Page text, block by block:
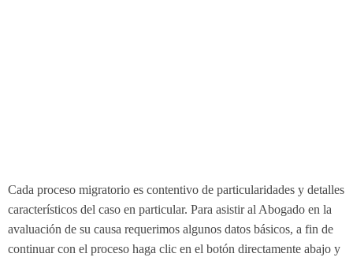
Cada proceso migratorio es contentivo de particularidades y detalles
característicos del caso en particular. Para asistir al Abogado en la
avaluación de su causa requerimos algunos datos básicos, a fin de
continuar con el proceso haga clic en el botón directamente abajo y